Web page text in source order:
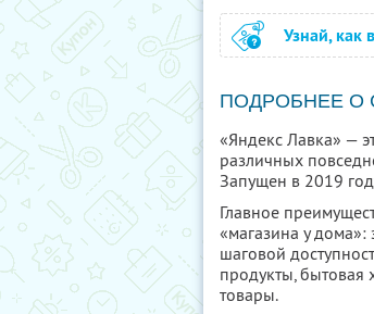
Узнай, как
ПОДРОБНЕЕ О
«Яндекс Лавка» —
различных
Запущен в 2019
Главное
«магазина у
шаговой
продукты,
товары.